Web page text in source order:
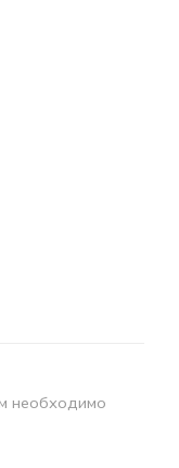
необходимо